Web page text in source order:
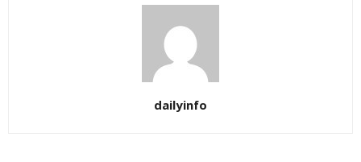
dailyinfo